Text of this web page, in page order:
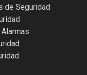
de Seguridad